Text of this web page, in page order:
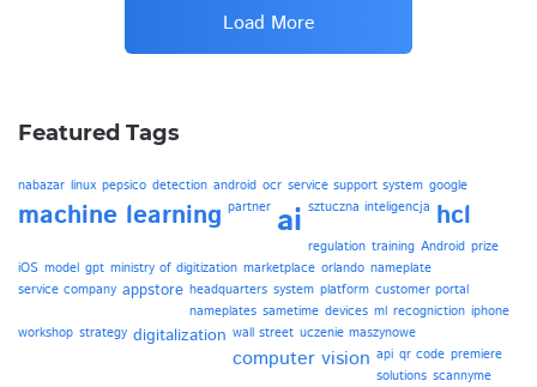
Load More
Featured Tags
nabazar linux pepsico detection android ocr service support system google
machine learning partner ai sztuczna inteligencja hcl
regulation training Android prize
iOS model gpt ministry of digitization marketplace orlando nameplate
service company appstore headquarters system platform customer portal
nameplates sametime devices ml recogniction iphone
workshop strategy digitalization wall street uczenie maszynowe
computer vision api qr code premiere
solutions scannyme